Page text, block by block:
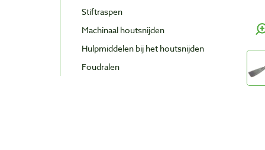
Stiftraspen
Machinaal houtsnijden
Hulpmiddelen bij het houtsnijden
Foudralen